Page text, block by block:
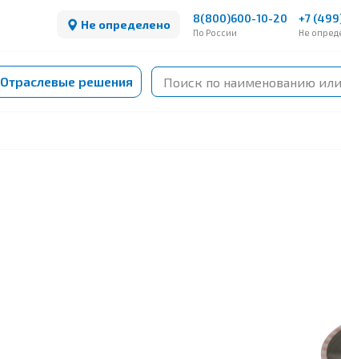
Не определено 8(800)600-10-20
По России
+7
Не
Отраслевые решения